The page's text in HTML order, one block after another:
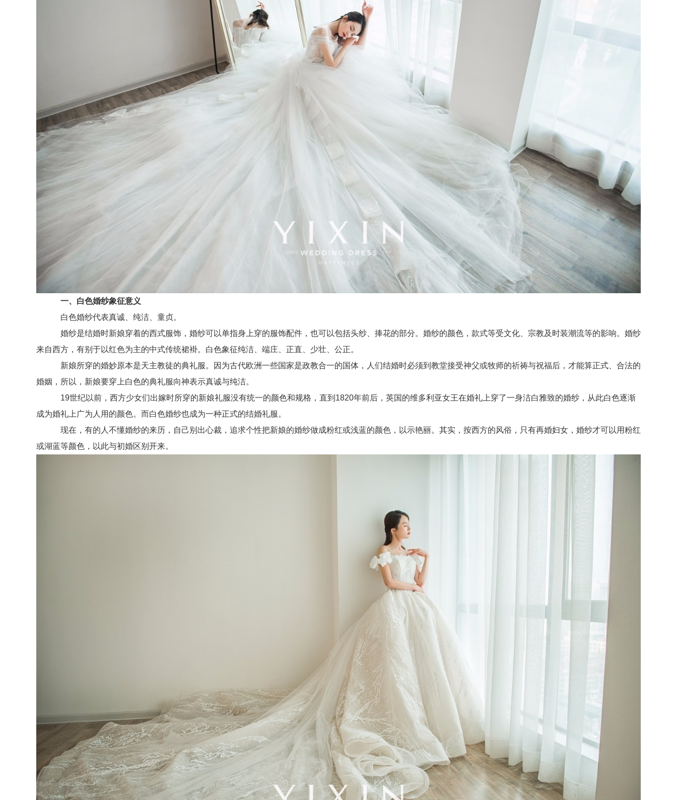
一、白色婚纱象征意义
白色婚纱代表真诚、纯洁、童贞。
婚纱是结婚时新娘穿着的西式服饰，婚纱可以单指身上穿的服饰配件，也可以包括头纱、捧花的部分。婚纱的颜色，款式等受文化、宗教及时装潮流等的影响。婚纱
来自西方，有别于以红色为主的中式传统裙褂。白色象征纯洁、端庄、正直、少壮、公正。
新娘所穿的婚妙原本是天主教徒的典礼服。因为古代欧洲一些国家是政教合一的国体，人们结婚时必须到教堂接受神父或牧师的祈祷与祝福后，才能算正式、合法的
婚姻，所以，新娘要穿上白色的典礼服向神表示真诚与纯洁。
19世纪以前，西方少女们出嫁时所穿的新娘礼服没有统一的颜色和规格，直到1820年前后，英国的维多利亚女王在婚礼上穿了一身洁白雅致的婚纱，从此白色逐渐
成为婚礼上广为人用的颜色。而白色婚纱也成为一种正式的结婚礼服。
现在，有的人不懂婚纱的来历，自己别出心裁，追求个性把新娘的婚纱做成粉红或浅蓝的颜色，以示艳丽。其实，按西方的风俗，只有再婚妇女，婚纱才可以用粉红
或湖蓝等颜色，以此与初婚区别开来。